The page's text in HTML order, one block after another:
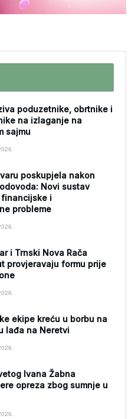
poduzetnike, obrtnike i
na izlaganje na
sajmu
poskupjela nakon
Novi sustav
i
probleme
i Trnski Nova Rača
provjeravaju formu prije
ekipe kreću u borbu na
lađa na Neretvi
Ivana Žabna
opreza zbog sumnje u